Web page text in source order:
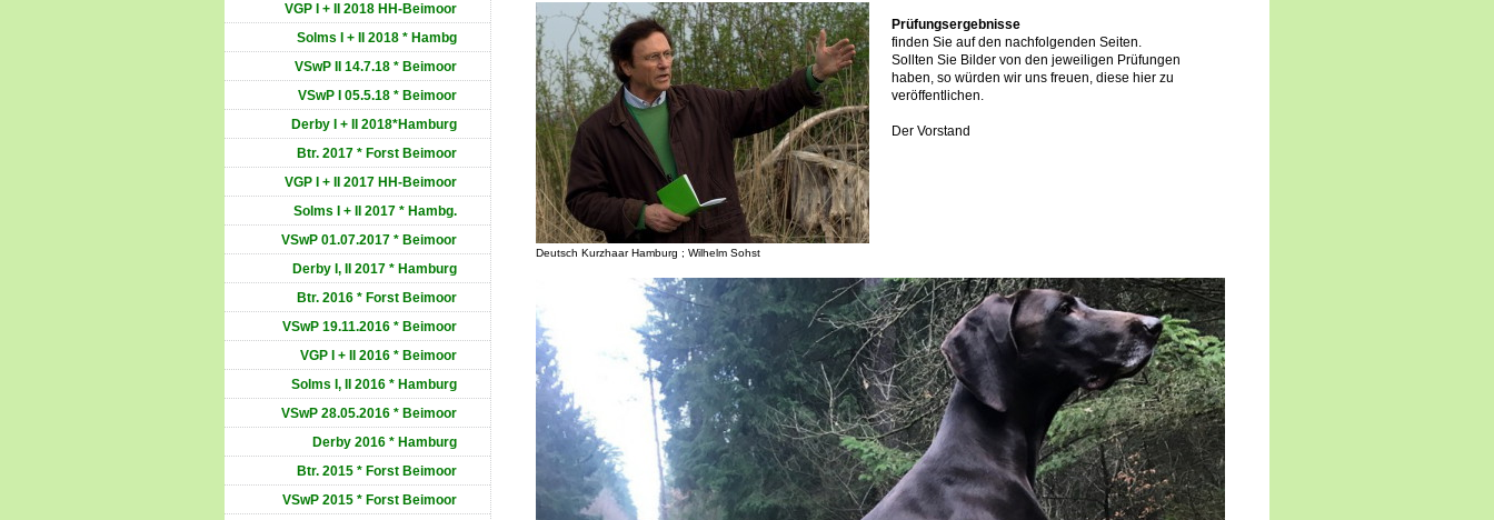
Deutsch Kurzhaar Hamburg ; Wilhelm Sohst
Prüfungsergebnisse
finden Sie auf den nachfolgenden Seiten.
Sollten Sie Bilder von den jeweiligen Prüfungen
haben, so würden wir uns freuen, diese hier zu
veröffentlichen.
Der Vorstand
VGP I + II 2018 HH-Beimoor
Solms I + II 2018 * Hambg
VSwP II 14.7.18 * Beimoor
VSwP I 05.5.18 * Beimoor
Derby I + II 2018*Hamburg
Btr. 2017 * Forst Beimoor
VGP I + II 2017 HH-Beimoor
Solms I + II 2017 * Hambg.
VSwP 01.07.2017 * Beimoor
Derby I, II 2017 * Hamburg
Btr. 2016 * Forst Beimoor
VSwP 19.11.2016 * Beimoor
VGP I + II 2016 * Beimoor
Solms I, II 2016 * Hamburg
VSwP 28.05.2016 * Beimoor
Derby 2016 * Hamburg
Btr. 2015 * Forst Beimoor
VSwP 2015 * Forst Beimoor